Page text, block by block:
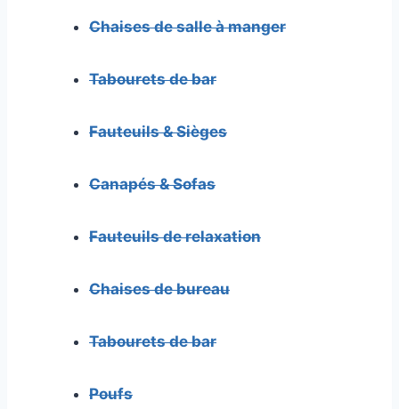
Chaises de salle à manger
Tabourets de bar
Fauteuils & Sièges
Canapés & Sofas
Fauteuils de relaxation
Chaises de bureau
Tabourets de bar
Poufs